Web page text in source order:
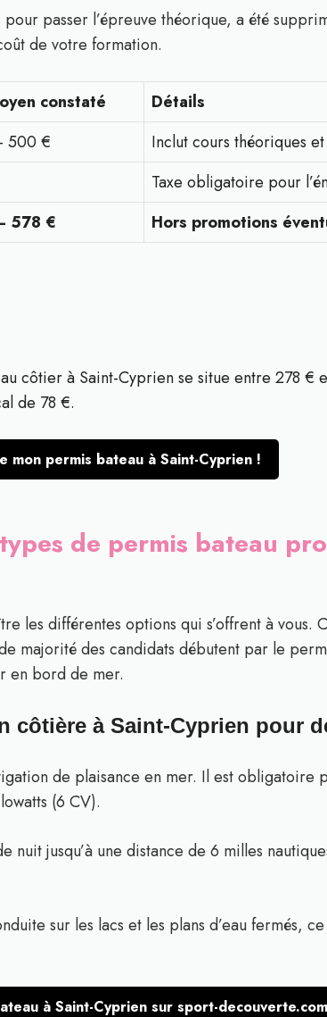
passer l’épreuve théorique, a été
de votre formation.
constaté
Détails
500 €
Inclut cours théoriques
Taxe obligatoire pour
578 € Hors promotions
côtier à Saint-Cyprien se situe entre 278 €
de 78 €.
mon permis bateau à Saint-Cyprien !
de permis bateau
les différentes options qui s’offrent à vous.
majorité des candidats débutent par le
en bord de mer.
côtière à Saint-Cyprien pour
de plaisance en mer. Il est obligatoire
(6 CV).
jusqu’à une distance de 6 milles
sur les lacs et les plans d’eau fermés,
à Saint-Cyprien sur sport-decouverte.com